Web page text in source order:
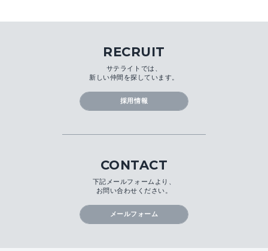
RECRUIT
サテライトでは、
新しい仲間を探しています。
採用情報
CONTACT
下記メールフォームより、
お問い合わせください。
メールフォーム